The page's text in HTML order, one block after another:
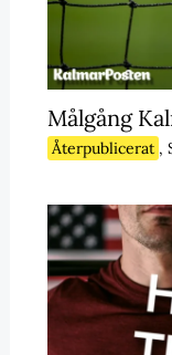
Målgång
Återpublicerat ,